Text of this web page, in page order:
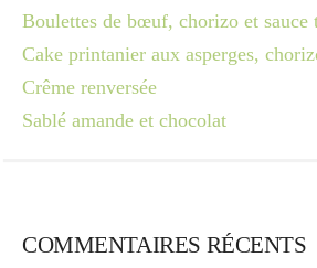
Boulettes de bœuf, chorizo et sauce
Cake printanier aux asperges,
Crême renversée
Sablé amande et chocolat
COMMENTAIRES RÉCENTS